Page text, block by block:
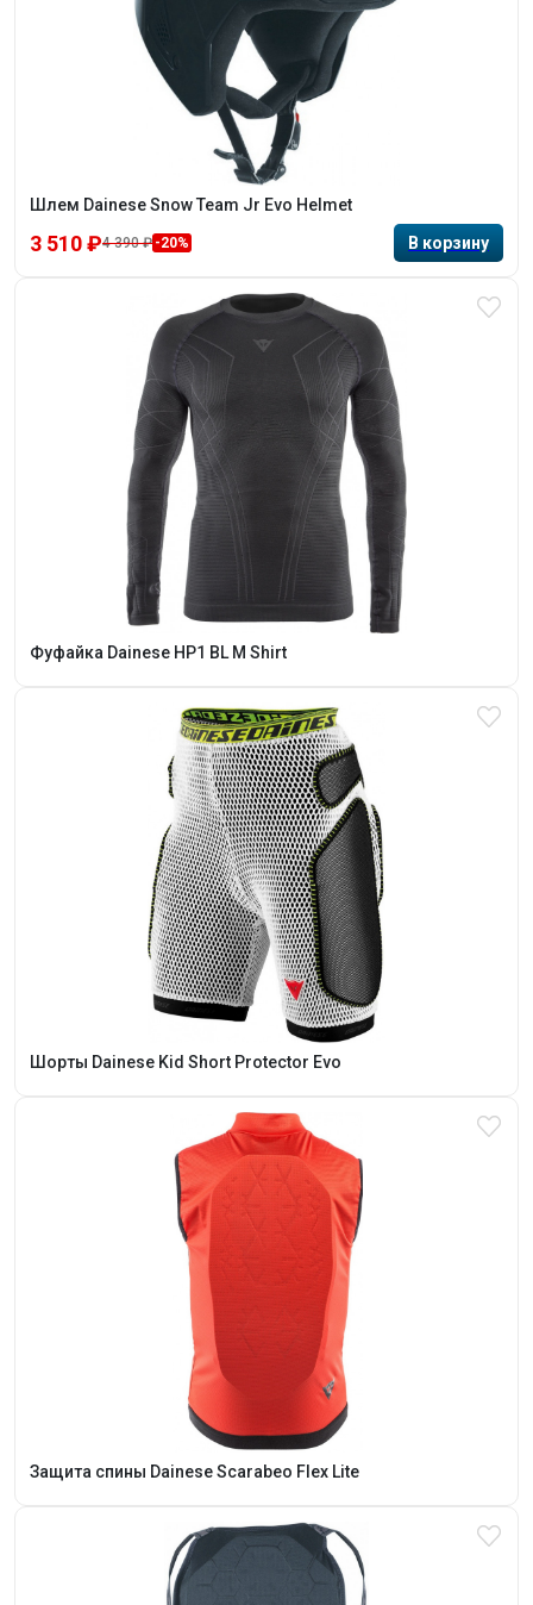
Шлем Dainese Snow Team Jr Evo Helmet
3 510 ₽4 390 ₽ -20%
Фуфайка Dainese HP1 BL M Shirt
Шорты Dainese Kid Short Protector Evo
Защита спины Dainese Scarabeo Flex Lite